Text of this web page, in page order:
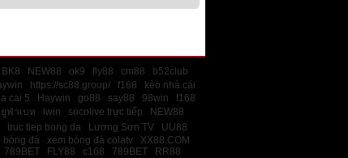
BK8 NEW88 ok9 fly88 cm88
b52club
https://sc88.group/ f168
kèo nhà cái
cai 5 Haywin go88 say88 98win
f168
ฟ่าเบท iwin socolive trực tiếp
NEW88
truc tiep bong da Lương Sơn TV
UU88
bóng đá xem bóng đá colatv
XX88.COM
789BET FLY88 c168 789BET
RR88